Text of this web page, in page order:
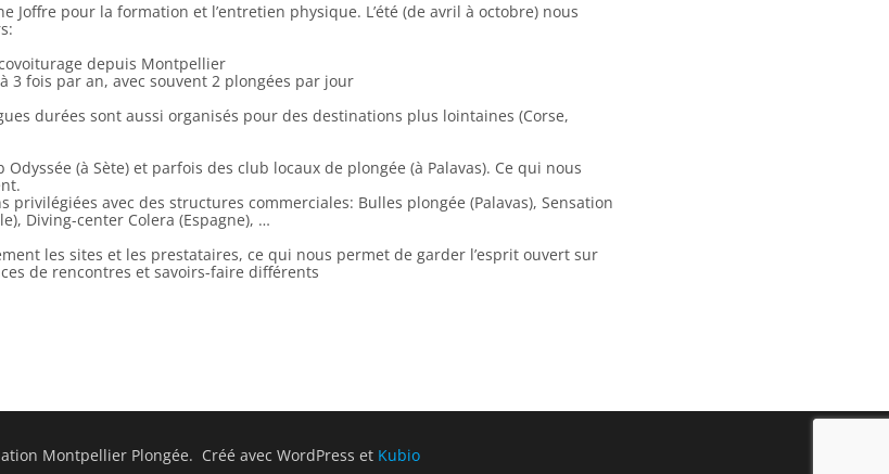
Joffre pour la formation et l’entretien physique. L’été (de avril à octobre) nous
depuis Montpellier
3 fois par an, avec souvent 2 plongées par jour
durées sont aussi organisés pour des destinations plus lointaines (Corse,
(à Sète) et parfois des club locaux de plongée (à Palavas). Ce qui nous
privilégiées avec des structures commerciales: Bulles plongée (Palavas), Sensation
Diving-center Colera (Espagne), …
les sites et les prestataires, ce qui nous permet de garder l’esprit ouvert sur
de rencontres et savoirs-faire différents
Montpellier Plongée. Créé avec WordPress et Kubio